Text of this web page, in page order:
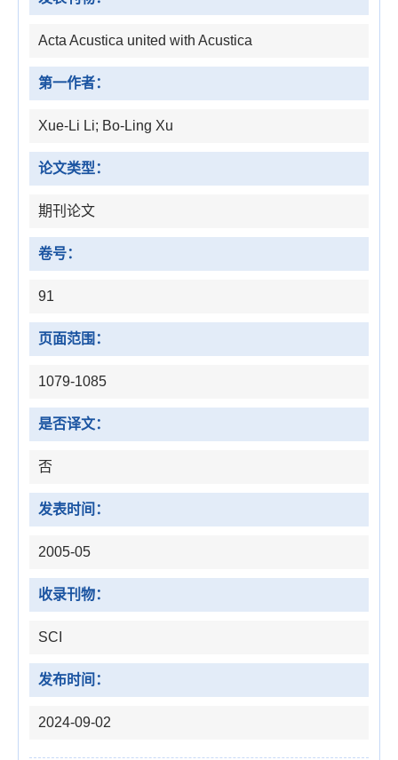
Acta Acustica united with Acustica
第一作者：
Xue-Li Li; Bo-Ling Xu
论文类型：
期刊论文
卷号：
91
页面范围：
1079-1085
是否译文：
否
发表时间：
2005-05
收录刊物：
SCI
发布时间：
2024-09-02